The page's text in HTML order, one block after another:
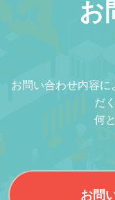
お
お問い合わせ内容に
だ
何
お問